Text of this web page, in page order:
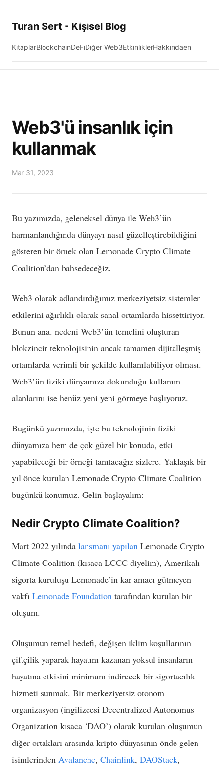
Turan Sert - Kişisel Blog
KitaplarBlockchainDeFiDiğer Web3EtkinliklerHakkındaen
Web3'ü insanlık için
kullanmak
Mar 31, 2023
Bu yazımızda, geleneksel dünya ile Web3’ün
harmanlandığında dünyayı nasıl güzelleştirebildiğini
gösteren bir örnek olan Lemonade Crypto Climate
Coalition’dan bahsedeceğiz.
Web3 olarak adlandırdığımız merkeziyetsiz sistemler
etkilerini ağırlıklı olarak sanal ortamlarda hissettiriyor.
Bunun ana. nedeni Web3’ün temelini oluşturan
blokzincir teknolojisinin ancak tamamen dijitalleşmiş
ortamlarda verimli bir şekilde kullanılabiliyor olması.
Web3’ün fiziki dünyamıza dokunduğu kullanım
alanlarını ise henüz yeni yeni görmeye başlıyoruz.
Bugünkü yazımızda, işte bu teknolojinin fiziki
dünyamıza hem de çok güzel bir konuda, etki
yapabileceği bir örneği tanıtacağız sizlere. Yaklaşık bir
yıl önce kurulan Lemonade Crypto Climate Coalition
bugünkü konumuz. Gelin başlayalım:
Nedir Crypto Climate Coalition?
Mart 2022 yılında lansmanı yapılan Lemonade Crypto
Climate Coalition (kısaca LCCC diyelim), Amerikalı
sigorta kuruluşu Lemonade’in kar amacı gütmeyen
vakfı Lemonade Foundation tarafından kurulan bir
oluşum.
Oluşumun temel hedefi, değişen iklim koşullarının
çiftçilik yaparak hayatını kazanan yoksul insanların
hayatına etkisini minimum indirecek bir sigortacılık
hizmeti sunmak. Bir merkeziyetsiz otonom
organizasyon (ingilizcesi Decentralized Autonomus
Organization kısaca ‘DAO’) olarak kurulan oluşumun
diğer ortakları arasında kripto dünyasının önde gelen
isimlerinden Avalanche, Chainlink, DAOStack,